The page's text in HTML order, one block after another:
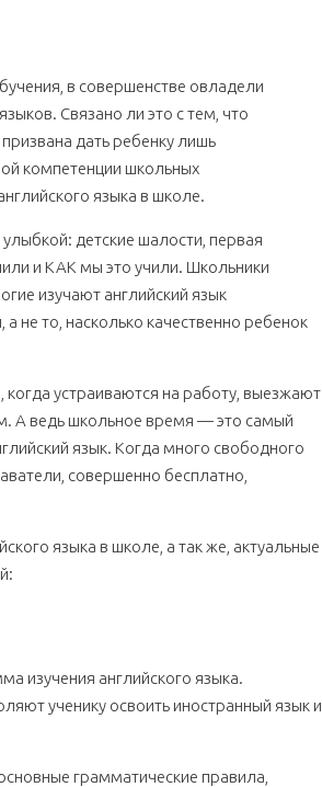
в совершенстве овладели
Связано ли это с тем, что
дать ребенку лишь
компетенции школьных
языка в школе.
детские шалости, первая
и КАК мы это учили. Школьники
изучают английский язык
не то, насколько качественно ребенок
устраиваются на работу, выезжают
А ведь школьное время — это самый
язык. Когда много свободного
совершенно бесплатно,
языка в школе, а так же, актуальные
изучения английского языка.
ученику освоить иностранный язык и
грамматические правила,